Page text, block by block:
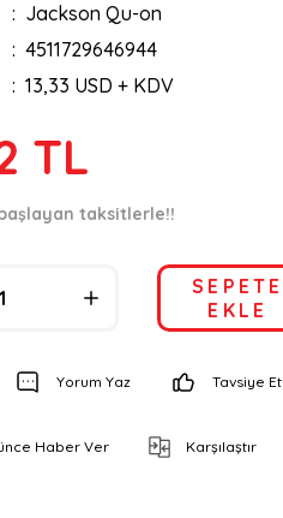
Jackson Qu-on
4511729646944
13,33 USD + KDV
TL
başlayan taksitlerle!!
SEPETE
EKLE
Yorum Yaz Tavsiye Et
Haber Ver Karşılaştır